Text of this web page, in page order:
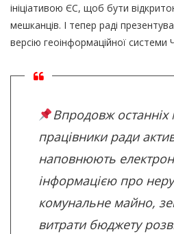
ініціативою ЄС, щоб бути
мешканців. І тепер раді
версію геоінформаційної системи
Впродовж останніх
працівники ради
наповнюють
інформацією про
комунальне майно,
витрати бюджету